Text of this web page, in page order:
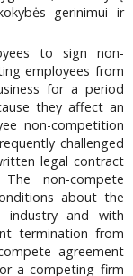
gerinimui ir
to sign non-
employees from
for a period
they affect an
non-competition
challenged
legal contract
non-compete
about the
industry and with
termination from
agreement
a competing firm